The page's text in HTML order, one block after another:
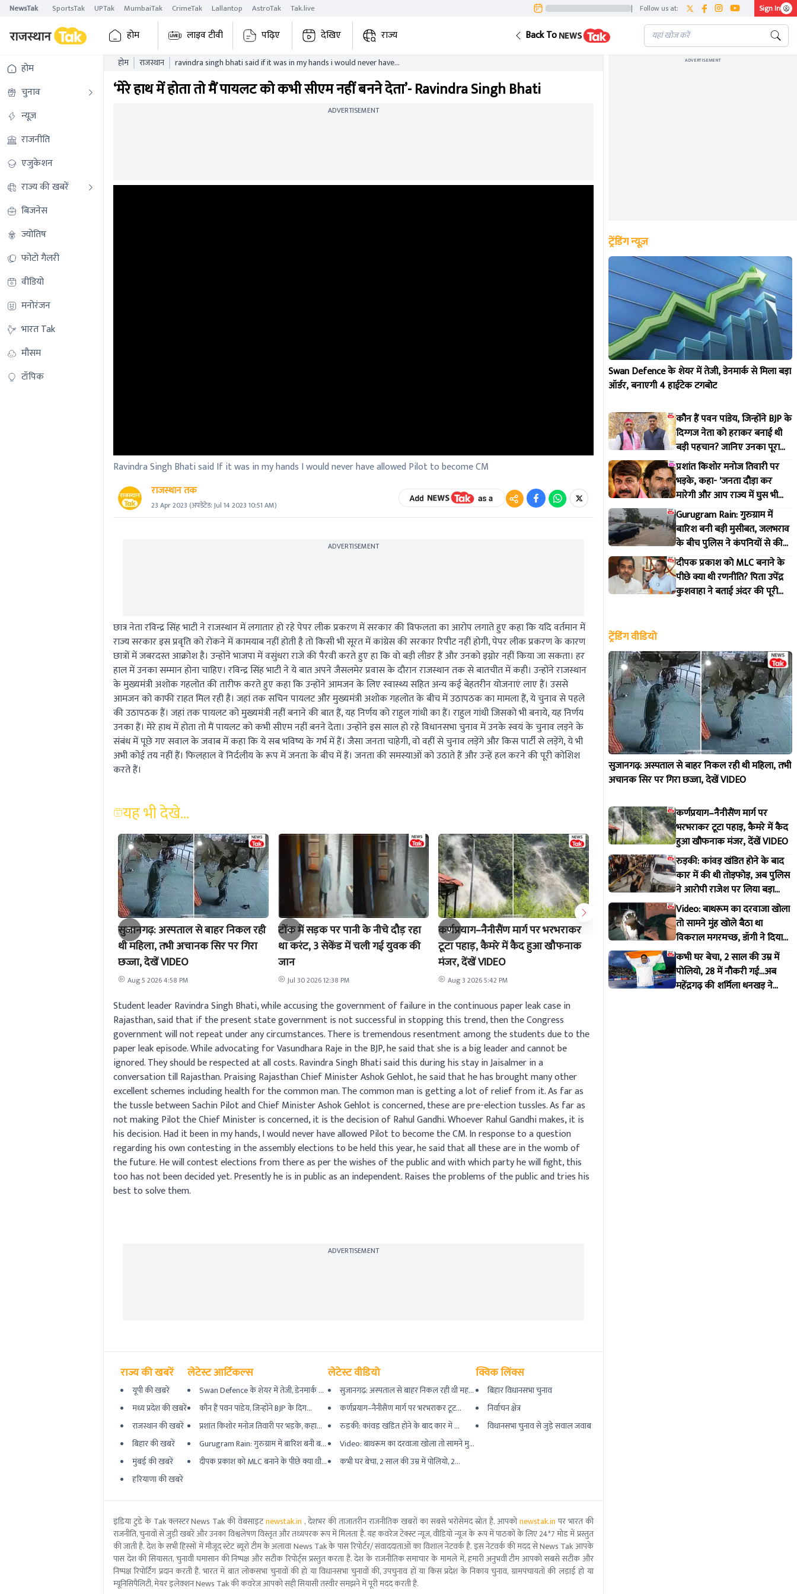
NewsTak SportsTak UPTak MumbaiTak CrimeTak Lallantop AstroTak Tak.live | Follow us at: Sign In
होम लाइव टीवी पढ़िए देखिए राज्य Back To
होम
चुनाव
न्यूज़
राजनीति
एजुकेशन
राज्य की खबरें
बिजनेस
ज्योतिष
फोटो गैलरी
वीडियो
मनोरंजन
भारत Tak
मौसम
टॉपिक
होम राजस्थान
ravindra singh bhati said if it was in my hands i would never have
‘मेरे हाथ में होता तो मैं पायलट को कभी सीएम नहीं बनने देता’- Ravindra Singh Bhati
ADVERTISEMENT
Ravindra Singh Bhati said If it was in my hands I would never have allowed Pilot to become CM
राजस्थान तक
23 Apr 2023 (अपडेटेड: Jul 14 2023 10:51 AM)
ADVERTISEMENT
छात्र नेता रविन्द्र सिंह भाटी ने राजस्थान में लगातार हो रहे पेपर लीक प्रकरण में सरकार की विफलता का आरोप लगाते हुए कहा कि यदि वर्तमान में
राज्य सरकार इस प्रवृति को रोकने में कामयाब नहीं होती है तो किसी भी सूरत में कांग्रेस की सरकार रिपीट नहीं होगी, पेपर लीक प्रकरण के कारण
छात्रों में जबरदस्त आक्रोश है। उन्होंने भाजपा में वसुंधरा राजे की पैरवी करते हुए हा कि वो बड़ी लीडर हैं और उनको इग्नोर नहीं किया जा सकता। हर
हाल में उनका सम्मान होना चाहिए। रविन्द्र सिंह भाटी ने ये बात अपने जैसलमेर प्रवास के दौरान राजस्थान तक से बातचीत में कही। उन्होंने राजस्थान
के मुख्यमंत्री अशोक गहलोत की तारीफ करते हुए कहा कि उन्होंने आमजन के लिए स्वास्थ्य सहित अन्य कई बेहतरीन योजनाएं लाए हैं। उससे
आमजन को काफी राहत मिल रही है। जहां तक सचिन पायलट और मुख्यमंत्री अशोक गहलोत के बीच में उठापठक का मामला हैं, ये चुनाव से पहले
की उठापठक हैं। जहां तक पायलट को मुख्यमंत्री नहीं बनाने की बात हैं, यह निर्णय को राहुल गांधी का हैं। राहुल गांधी जिसको भी बनाये, यह निर्णय
उनका हैं। मेरे हाथ में होता तो मैं पायलट को कभी सीएम नहीं बनने देता। उन्होंने इस साल हो रहे विधानसभा चुनाव में उनके स्वयं के चुनाव लड़ने के
संबंध में पूछे गए सवाल के जवाब में कहा कि ये सब भविष्य के गर्भ में हैं। जैसा जनता चाहेगी, वो वहीं से चुनाव लड़ेंगे और किस पार्टी से लड़ेंगे, ये भी
अभी कोई तय नहीं हैं। फिलहाल वे निर्दलीय के रूप में जनता के बीच में हैं। जनता की समस्याओं को उठाते हैं और उन्हें हल करने की पूरी कोशिश
करते हैं।
यह भी देखे...
सुजानगढ़: अस्पताल से बाहर निकल रही
थी महिला, तभी अचानक सिर पर गिरा
छज्जा, देखें VIDEO
Aug 5 2026 4:58 PM
टोंक में सड़क पर पानी के नीचे दौड़ रहा
था करंट, 3 सेकेंड में चली गई युवक की
जान
Jul 30 2026 12:38 PM
कर्णप्रयाग–नैनीसैंण मार्ग पर भरभराकर
टूटा पहाड़, कैमरे में कैद हुआ खौफनाक
मंजर, देंखें VIDEO
Aug 3 2026 5:42 PM
रुड़की: कांवड़ खंडित होने के बाद कार में
की थी तोड़फोड़, अब पुलिस ने आरोपी
राजेश पर लिया बड़ा एक्शन
Aug 2 2026 12:11 PM
Video:
सामने
मगरमच्छ,
को इशारा
Jul 30
Student leader Ravindra Singh Bhati, while accusing the government of failure in the continuous paper leak case in
Rajasthan, said that if the present state government is not successful in stopping this trend, then the Congress
government will not repeat under any circumstances. There is tremendous resentment among the students due to the
paper leak episode. While advocating for Vasundhara Raje in the BJP, he said that she is a big leader and cannot be
ignored. They should be respected at all costs. Ravindra Singh Bhati said this during his stay in Jaisalmer in a
conversation till Rajasthan. Praising Rajasthan Chief Minister Ashok Gehlot, he said that he has brought many other
excellent schemes including health for the common man. The common man is getting a lot of relief from it. As far as
the tussle between Sachin Pilot and Chief Minister Ashok Gehlot is concerned, these are pre-election tussles. As far as
not making Pilot the Chief Minister is concerned, it is the decision of Rahul Gandhi. Whoever Rahul Gandhi makes, it is
his decision. Had it been in my hands, I would never have allowed Pilot to become the CM. In response to a question
regarding his own contesting in the assembly elections to be held this year, he said that all these are in the womb of
the future. He will contest elections from there as per the wishes of the public and with which party he will fight, this
too has not been decided yet. Presently he is in public as an independent. Raises the problems of the public and tries his
best to solve them.
ADVERTISEMENT
राज्य की खबरें
यूपी की खबरें
मध्य प्रदेश की खबरें
राजस्थान की खबरें
बिहार की खबरें
मुंबई की खबरें
हरियाणा की खबरें
लेटेस्ट आर्टिकल्स
Swan Defence के शेयर में तेजी, डेनमार्क ...
कौन हैं पवन पांडेय, जिन्होंने BJP के दिग...
प्रशांत किशोर मनोज तिवारी पर भड़के, कहा...
Gurugram Rain: गुरुग्राम में बारिश बनी ब...
दीपक प्रकाश को MLC बनाने के पीछे क्या थी...
लेटेस्ट वीडियो
सुजानगढ़: अस्पताल से बाहर निकल रही थी मह...
कर्णप्रयाग–नैनीसैंण मार्ग पर भरभराकर टूट...
रुड़की: कांवड़ खंडित होने के बाद कार में ...
Video: बाथरूम का दरवाजा खोला तो सामने मु...
कभी घर बेचा, 2 साल की उम्र में पोलियो, 2...
क्विक लिंक्स
बिहार विधानसभा चुनाव
निर्वाचन क्षेत्र
विधानसभा चुनाव से जुड़े सवाल जवाब
इंडिया टुडे के Tak क्लस्टर News Tak की वेबसाइटnewstak.in , देशभर की ताजातरीन राजनीतिक खबरों का सबसे भरोसेमंद स्रोत है. आपकोnewstak.in पर भारत की
राजनीति, चुनावों से जुड़ी खबरें और उनका विश्वलेषण विस्तृत और तथ्यपरक रूप में मिलता है. यह कवरेज टेक्स्ट न्यूज, वीडियो न्यूज के रूप में पाठकों के लिए 24*7 मोड में प्रस्तुत
की जाती है. देश के सभी हिस्सों में मौजूद स्टेट ब्यूरो टीम के अलावा News Tak के पास रिपोर्टर/ संवाददाताओं का विशाल नेटवर्क है. इस नेटवर्क की मदद से News Tak आपके
पास देश की सियासत, चुनावी घमासान की निष्पक्ष और सटीक रिपोर्ट्स प्रस्तुत करता है. देश के राजनीतिक समाचार के मामले में, हमारी अनुभवी टीम आपको सबसे सटीक और
निष्पक्ष रिपोर्टिंग प्रदान करती है. भारत में बात लोकसभा चुनावों की हो या विधानसभा चुनावों की, उपचुनाव हों या किस प्रदेश के निकाय चुनाव, ग्रामपंचायतों की लड़ाई हो या
म्यूनिसिपैलिटी, मेयर इलेक्शन News Tak की कवरेज आपको सही सियासी तस्वीर समझने में पूरी मदद करती है.
ADVERTISEMENT
ट्रेंडिंग न्यूज़
Swan Defence के शेयर में तेजी, डेनमार्क से मिला बड़ा
ऑर्डर, बनाएगी 4 हाईटेक टगबोट
कौन हैं पवन पांडेय, जिन्होंने BJP के
दिग्गज नेता को हराकर बनाई थी
बड़ी पहचान? जानिए उनका पूरा
राजनीतिक सफर
प्रशांत किशोर मनोज तिवारी पर
भड़के, कहा- 'जनता दौड़ा कर
मारेगी और आप राज्य में घुस भी
नहीं पाएंगे'
Gurugram Rain: गुरुग्राम में
बारिश बनी बड़ी मुसीबत, जलभराव
के बीच पुलिस ने कंपनियों से की
वर्क फ्रॉम होम की अपील
दीपक प्रकाश को MLC बनाने के
पीछे क्या थी रणनीति? पिता उपेंद्र
कुशवाहा ने बताई अंदर की पूरी
ट्रेंडिंग वीडियो
सुजानगढ़: अस्पताल से बाहर निकल रही थी महिला, तभी
अचानक सिर पर गिरा छज्जा, देखें VIDEO
कर्णप्रयाग–नैनीसैंण मार्ग पर
भरभराकर टूटा पहाड़, कैमरे में कैद
हुआ खौफनाक मंजर, देंखें VIDEO
रुड़की: कांवड़ खंडित होने के बाद
कार में की थी तोड़फोड़, अब पुलिस
ने आरोपी राजेश पर लिया बड़ा
एक्शन
Video: बाथरूम का दरवाजा खोला
तो सामने मुंह खोले बैठा था
विकराल मगरमच्छ, डॉगी ने दिया
मकान मालिक को इशारा
कभी घर बेचा, 2 साल की उम्र में
पोलियो, 28 में नौकरी गई...अब
महेंद्रगढ़ की शर्मिला धनखड़ ने